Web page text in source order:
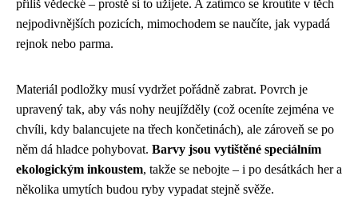
příliš vědecké – prostě si to užijete. A zatímco se kroutíte v těch
nejpodivnějších pozicích, mimochodem se naučíte, jak vypadá
rejnok nebo parma.
Materiál podložky musí vydržet pořádně zabrat. Povrch je
upravený tak, aby vás nohy neujížděly (což oceníte zejména ve
chvíli, kdy balancujete na třech končetinách), ale zároveň se po
něm dá hladce pohybovat. Barvy jsou vytištěné speciálním
ekologickým inkoustem, takže se nebojte – i po desátkách her a
několika umytích budou ryby vypadat stejně svěže.